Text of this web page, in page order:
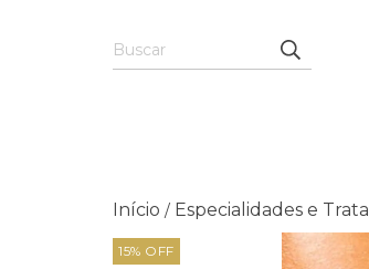
Início / Especialidades e
15% OFF